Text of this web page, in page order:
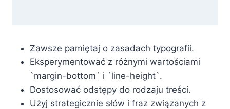
Zawsze pamiętaj o zasadach typografii.
Eksperymentować z różnymi wartościami
`margin-bottom` i `line-height`.
Dostosować odstępy do rodzaju treści.
Użyj strategicznie słów i fraz związanych z